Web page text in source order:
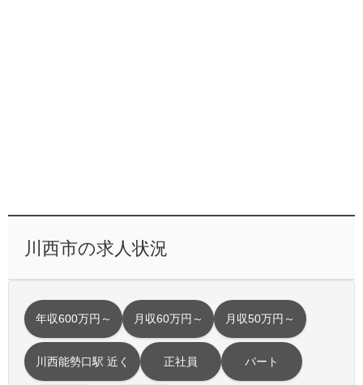
川西市の求人状況
年収600万円～ 月収60万円～ 月収50万円～
川西能勢口駅 近く 正社員 パート